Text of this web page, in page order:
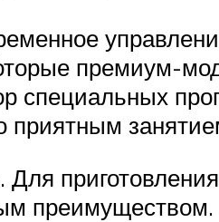
премиум-
специальных
приятным
преимуществом.